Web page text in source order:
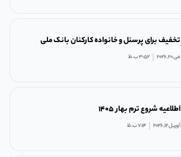
تخفیف برای پرسنل و خانواده کارکنان بانک ملی
می 20, 2026 3:52 ب.ظ
اطلاعیه شروع ترم بهار ۱۴۰۵
آوریل 12, 2026 7:14 ب.ظ